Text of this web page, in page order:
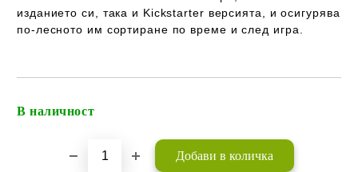
изданието си, така и Kickstarter версията, и осигурява
по-лесното им сортиране по време и след игра.
В наличност